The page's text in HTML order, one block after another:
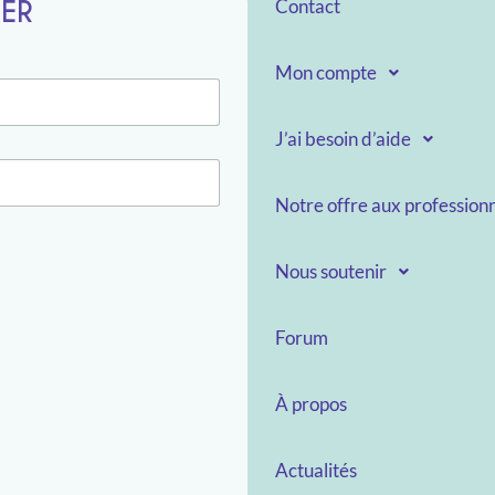
Contact
Mon compte
J’ai besoin d’aide
Notre offre aux
Nous soutenir
Forum
À propos
Actualités